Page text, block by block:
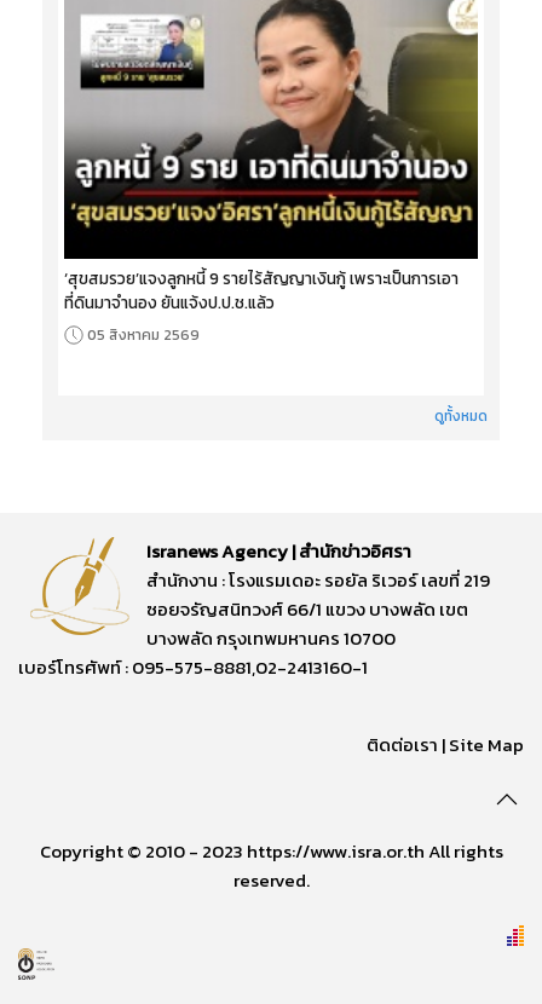
‘สุขสมรวย’แจงลูกหนี้ 9 รายไร้สัญญาเงินกู้ เพราะเป็นการเอา
ที่ดินมาจำนอง ยันแจ้งป.ป.ช.แล้ว
05 สิงหาคม 2569
ดูทั้งหมด
Isranews Agency | สำนักข่าวอิศรา
สำนักงาน : โรงแรมเดอะ รอยัล ริเวอร์ เลขที่ 219
ซอยจรัญสนิทวงศ์ 66/1 แขวง บางพลัด เขต
บางพลัด กรุงเทพมหานคร 10700
เบอร์โทรศัพท์ : 095-575-8881,02-2413160-1
ติดต่อเรา |Site Map
Copyright © 2010 - 2023 https://www.isra.or.th All rights
reserved.